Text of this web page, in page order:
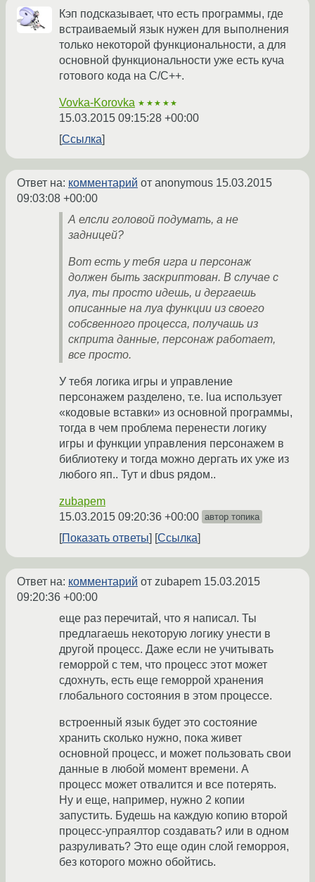
Кэп подсказывает, что есть программы, где
встраиваемый язык нужен для выполнения
только некоторой функциональности, а для
основной функциональности уже есть куча
готового кода на С/С++.
Vovka-Korovka ★★★★★
15.03.2015 09:15:28 +00:00
Ссылка
Ответ на: комментарий от anonymous 15.03.2015
09:03:08 +00:00
А елсли головой подумать, а не
задницей?
Вот есть у тебя игра и персонаж
должен быть заскриптован. В случае с
луа, ты просто идешь, и дергаешь
описанные на луа функции из своего
собсвенного процесса, получашь из
скприта данные, персонаж работает,
все просто.
У тебя логика игры и управление
персонажем разделено, т.е. lua использует
«кодовые вставки» из основной программы,
тогда в чем проблема перенести логику
игры и функции управления персонажем в
библиотеку и тогда можно дергать их уже из
любого яп.. Тут и dbus рядом..
zubapem
15.03.2015 09:20:36 +00:00 автор топика
Показать ответы Ссылка
Ответ на: комментарий от zubapem 15.03.2015
09:20:36 +00:00
еще раз перечитай, что я написал. Ты
предлагаешь некоторую логику унести в
другой процесс. Даже если не учитывать
геморрой с тем, что процесс этот может
сдохнуть, есть еще геморрой хранения
глобального состояния в этом процессе.
встроенный язык будет это состояние
хранить сколько нужно, пока живет
основной процесс, и может пользовать свои
данные в любой момент времени. А
процесс может отвалится и все потерять.
Ну и еще, например, нужно 2 копии
запустить. Будешь на каждую копию второй
процесс-упраялтор создавать? или в одном
разруливать? Это еще один слой геморроя,
без которого можно обойтись.